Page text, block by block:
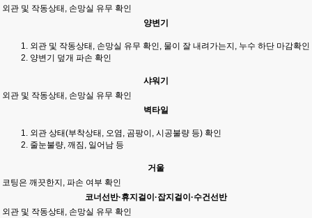
외관 및 작동상태, 손망실 유무 확인
양변기
외관 및 작동상태, 손망실 유무 확인, 물이 잘 내려가는지, 누수 하단 마감확인
양변기 덮개 파손 확인
샤워기
외관 및 작동상태, 손망실 유무 확인
벽타일
외관 상태(부착상태, 오염, 곰팡이, 시공불량 등) 확인
줄눈불량, 깨짐, 일어남 등
거울
코팅은 깨끗한지, 파손 여부 확인
코너선반·휴지걸이·잡지걸이·수건선반
외관 및 작동상태, 손망실 유무 확인